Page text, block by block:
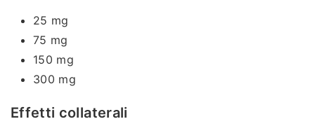
25 mg
75 mg
150 mg
300 mg
Effetti collaterali